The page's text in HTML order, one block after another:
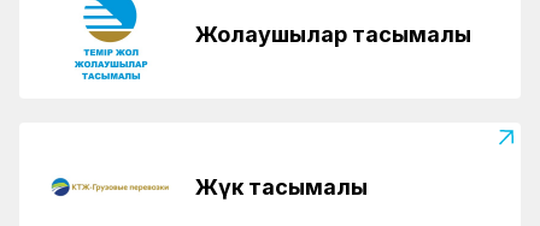
Жолаушылар тасымалы
Жүк тасымалы